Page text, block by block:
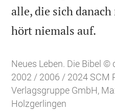
alle, die sich
hört niemals auf.
Neues Leben. Die Bibel
2002 / 2006 / 2024 SCM
Verlagsgruppe GmbH,
Holzgerlingen